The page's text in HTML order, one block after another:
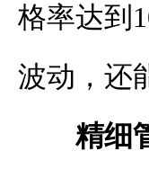
格率达到
波动，还
精细